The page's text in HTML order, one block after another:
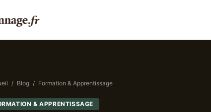
/ Blog / Formation & Apprentissage
& APPRENTISSAGE